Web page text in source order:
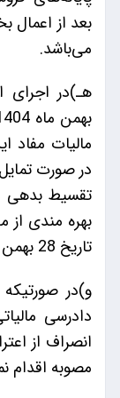
بعد از اعمال
می‌باشد.
مالیات
در صورت
تقسیط بدهی
بهره مندی از
تاریخ 28 بهمن ماه از مفاد این مصوبه بهره‌مند شوند.
و)در
دادرسی
انصراف از
مصوبه اقدام